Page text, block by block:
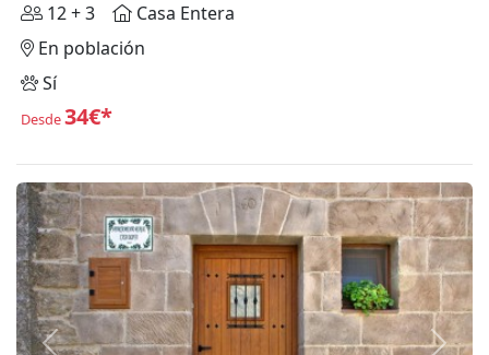
12 + 3
Casa Entera
En población
Sí
Desde34€*